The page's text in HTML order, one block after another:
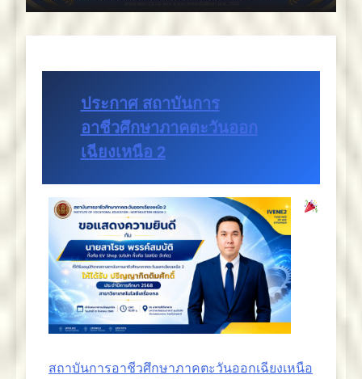
ประกาศ สถาบันการ
อาชีวศึกษาภาคตะวันออก
เฉียงเหนือ 2
สถาบันการอาชีวศึกษาภาคตะวันออกเฉียงเหนือ